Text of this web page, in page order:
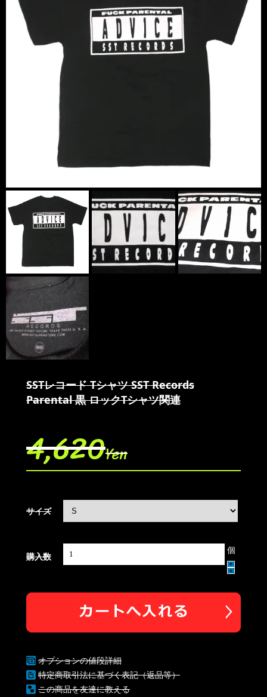
SSTレコード Tシャツ SST Records
Parental 黒 ロックTシャツ関連
4,620Yen
サイズ
購入数
個
オプションの値段詳細
特定商取引法に基づく表記（返品等）
この商品を友達に教える